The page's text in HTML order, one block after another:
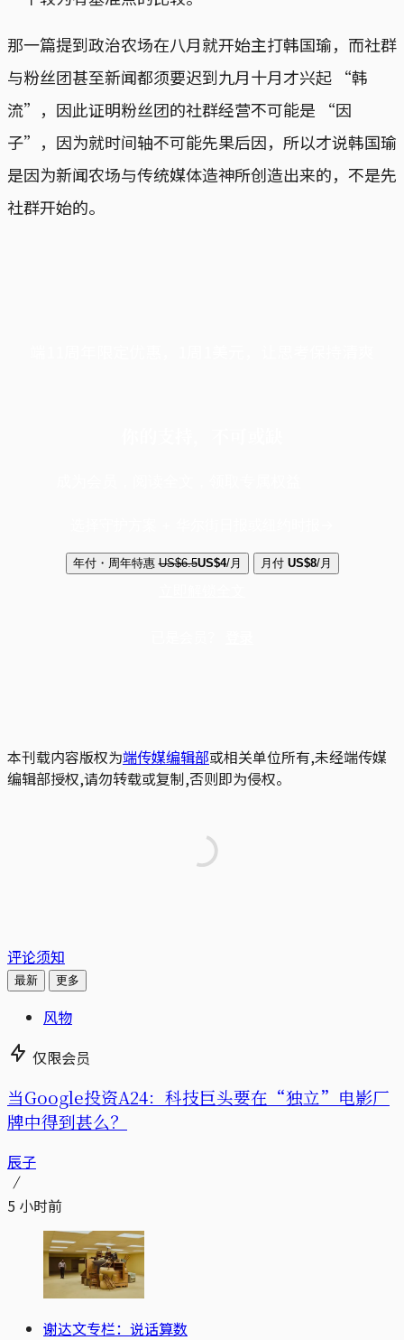
那一篇提到政治农场在八月就开始主打韩国瑜，而社群
与粉丝团甚至新闻都须要迟到九月十月才兴起 “韩
流”，因此证明粉丝团的社群经营不可能是 “因
子”，因为就时间轴不可能先果后因，所以才说韩国瑜
是因为新闻农场与传统媒体造神所创造出来的，不是先
社群开始的。
年付・周年特惠 US$6.5US$4/月 月付 US$8/月
本刊载内容版权为端传媒编辑部或相关单位所有,未经端传媒
编辑部授权,请勿转载或复制,否则即为侵权。
评论须知
最新 更多
风物
仅限会员
当Google投资A24：科技巨头要在“独立”电影厂
牌中得到甚么？
辰子
5 小时前
谢达文专栏：说话算数